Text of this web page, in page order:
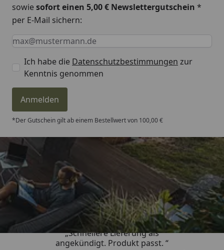
sowiesofort einen 5,00 € Newslettergutschein *
per E-Mail sichern:
Keine Eingabe erforderlich
Eingabe erforderlich
E-Mail *
Ich habe die Datenschutzbestimmungen zur
Kenntnis genommen
Anmelden
*Der Gutschein gilt ab einem Bestellwert von 100,00 €
Trusted Shops
4,81/ 5
„Schnellere Lieferung als
angekündigt. Produkt passt. “